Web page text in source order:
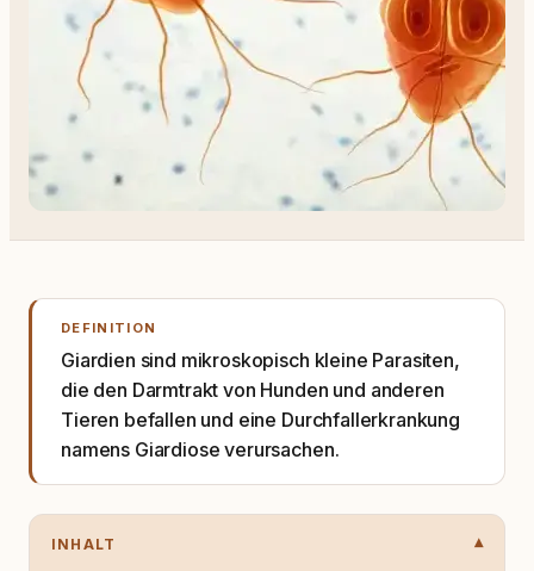
DEFINITION
Giardien sind mikroskopisch kleine Parasiten,
die den Darmtrakt von Hunden und anderen
Tieren befallen und eine Durchfallerkrankung
namens Giardiose verursachen.
INHALT